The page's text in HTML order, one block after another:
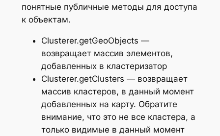
понятные публичные методы для доступа
к объектам.
Clusterer.getGeoObjects —
возвращает массив элементов,
добавленных в кластеризатор
Clusterer.getClusters — возвращает
массив кластеров, в данный момент
добавленных на карту. Обратите
внимание, что это не все кластера, а
только видимые в данный момент